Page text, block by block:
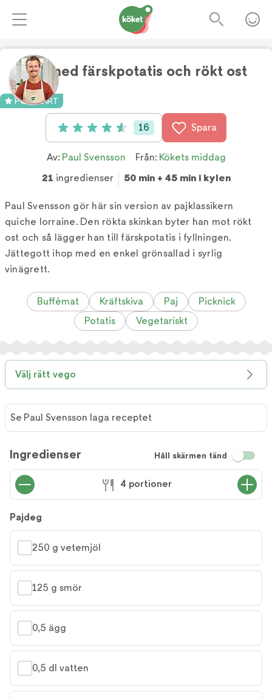
Paj med färskpotatis och rökt ost
POPULÄRT
Betyg: 4.6 av 5 (16 röster)
16 Spara
Av: Paul Svensson Från: Kökets middag
21 ingredienser 50 min + 45 min i kylen
Paul Svensson gör här sin version av pajklassikern
quiche lorraine. Den rökta skinkan byter han mot rökt
ost och så lägger han till färskpotatis i fyllningen.
Jättegott ihop med en enkel grönsallad i syrlig
vinägrett.
Buffémat Kräftskiva Paj
Picknick
Potatis
Vegetariskt
Välj rätt vego
Svensson
laga
receptet
Se Paul Svensson laga receptet
Ingredienser Håll skärmen tänd
4 portioner
Pajdeg
250 g vetemjöl
125 g smör
0,5 ägg
0,5 dl vatten